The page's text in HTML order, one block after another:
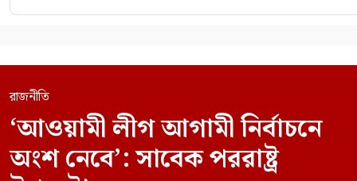
রাজনীতি
‘আওয়ামী লীগ আগামী নির্বাচনে
অংশ নেবে’: সাবেক পররাষ্ট্র